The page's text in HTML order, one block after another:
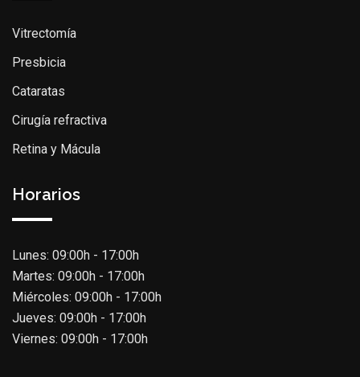
Vitrectomía
Presbicia
Cataratas
Cirugía refractiva
Retina y Mácula
Horarios
Lunes: 09:00h - 17:00h
Martes: 09:00h - 17:00h
Miércoles: 09:00h - 17:00h
Jueves: 09:00h - 17:00h
Viernes: 09:00h - 17:00h